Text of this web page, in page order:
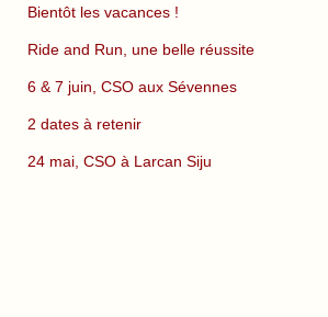
Bientôt les vacances !
Ride and Run, une belle réussite
6 & 7 juin, CSO aux Sévennes
2 dates à retenir
24 mai, CSO à Larcan Siju